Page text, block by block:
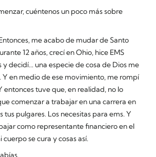
cuéntenos un poco más sobre
me acabo de mudar de Santo
12 años, crecí en Ohio, hice EMS
decidí... una especie de cosa de Dios me
Y en medio de ese movimiento, me rompí
entonces tuve que, en realidad, no lo
comenzar a trabajar en una carrera en
tus pulgares. Los necesitas para ems. Y
como representante financiero en el
se cura y cosas así.